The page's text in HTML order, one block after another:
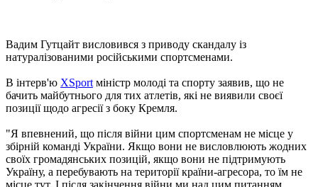
Вадим Гутцайт висловився з приводу скандалу із
натуралізованими російськими спортсменами.
В інтерв'ю XSport міністр молоді та спорту заявив, що не
бачить майбутнього для тих атлетів, які не виявили своєї
позиції щодо агресії з боку Кремля.
"Я впевнений, що після війни цим спортсменам не місце у
збірній команді України. Якщо вони не висловлюють жодних
своїх громадянських позицій, якщо вони не підтримують
Україну, а перебувають на території країни-агресора, то їм не
місце тут. І після закінчення війни ми над цим питанням